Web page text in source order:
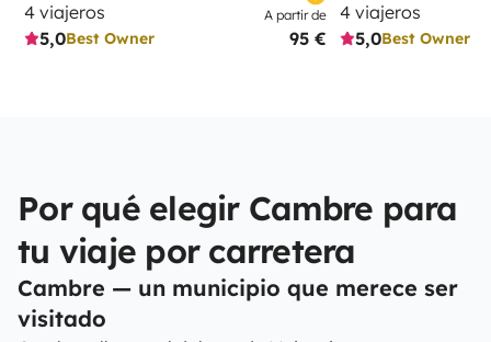
4 viajeros
5,0Best Owner
A partir de
95 €
4 viajeros
5,0Best Owner
Por qué elegir Cambre para
tu viaje por carretera
Cambre — un municipio que merece ser
visitado